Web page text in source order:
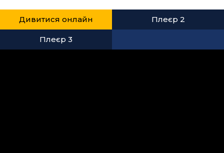
Дивитися онлайн Плеєр 2
Плеєр 3